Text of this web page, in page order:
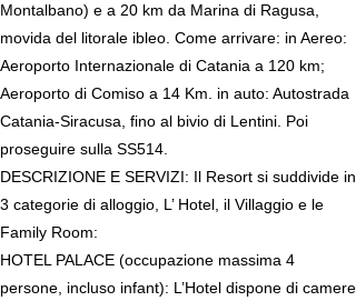
Montalbano) e a 20 km da Marina di Ragusa,
movida del litorale ibleo. Come arrivare: in Aereo:
Aeroporto Internazionale di Catania a 120 km;
Aeroporto di Comiso a 14 Km. in auto: Autostrada
Catania-Siracusa, fino al bivio di Lentini. Poi
proseguire sulla SS514.
DESCRIZIONE E SERVIZI: Il Resort si suddivide in
3 categorie di alloggio, L’ Hotel, il Villaggio e le
Family Room:
HOTEL PALACE (occupazione massima 4
persone, incluso infant): L’Hotel dispone di camere